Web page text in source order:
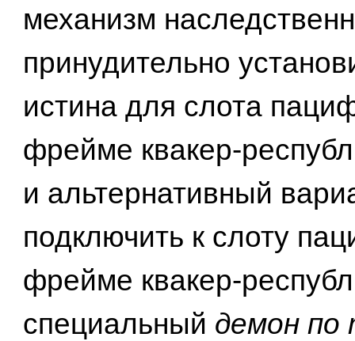
механизм
принудительно
истина для слота
фрейме квакер-
и альтернативный
подключить к слоту
фрейме квакер-
специальный демон по